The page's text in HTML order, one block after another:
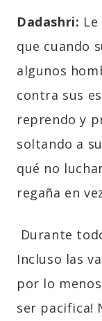
Dadashri:
que cuando
algunos
contra sus
reprendo y
soltando a
qué no
regaña en
Durante
Incluso las
por lo
ser pacifica!